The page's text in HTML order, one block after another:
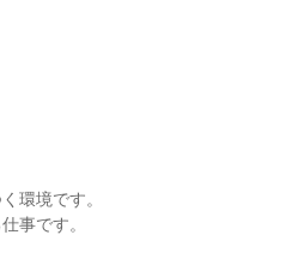
環境です。
事です。